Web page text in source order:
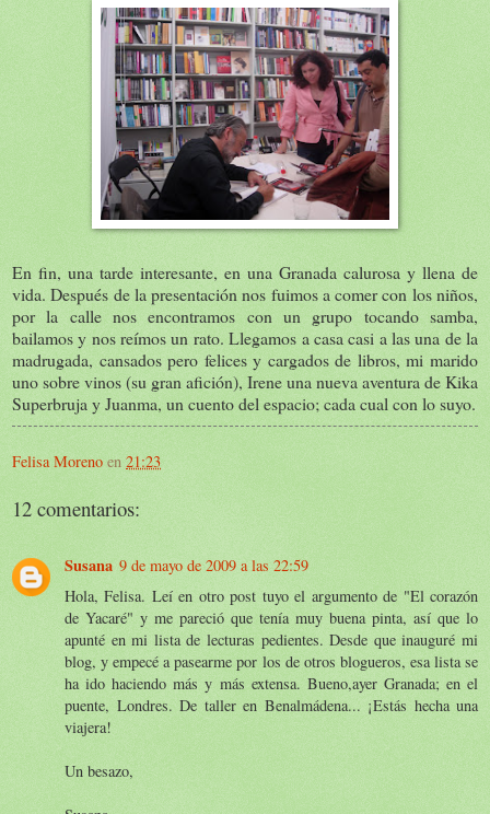
En fin, una tarde interesante, en una Granada calurosa y llena de
vida. Después de la presentación nos fuimos a comer con los niños,
por la calle nos encontramos con un grupo tocando samba,
bailamos y nos reímos un rato. Llegamos a casa casi a las una de la
madrugada, cansados pero felices y cargados de libros, mi marido
uno sobre vinos (su gran afición), Irene una nueva aventura de Kika
Superbruja y Juanma, un cuento del espacio; cada cual con lo suyo.
Felisa Moreno en 21:23
12 comentarios:
Susana 9 de mayo de 2009 a las 22:59
Hola, Felisa. Leí en otro post tuyo el argumento de "El corazón
de Yacaré" y me pareció que tenía muy buena pinta, así que lo
apunté en mi lista de lecturas pedientes. Desde que inauguré mi
blog, y empecé a pasearme por los de otros blogueros, esa lista se
ha ido haciendo más y más extensa. Bueno,ayer Granada; en el
puente, Londres. De taller en Benalmádena... ¡Estás hecha una
viajera!
Un besazo,